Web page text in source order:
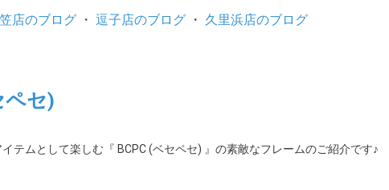
店のブログ ・ 逗子店のブログ ・ 久里浜店のブログ
ペセ)
テムとして楽しむ『 BCPC (ベセペセ) 』の素敵なフレームのご紹介です♪